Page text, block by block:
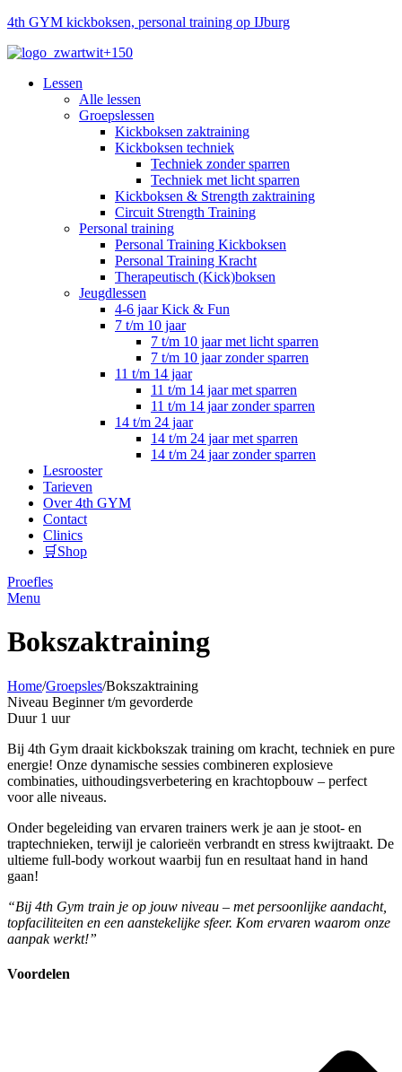
4th GYM kickboksen, personal training op IJburg
Lessen
Alle lessen
Groepslessen
Kickboksen zaktraining
Kickboksen techniek
Techniek zonder sparren
Techniek met licht sparren
Kickboksen & Strength zaktraining
Circuit Strength Training
Personal training
Personal Training Kickboksen
Personal Training Kracht
Therapeutisch (Kick)boksen
Jeugdlessen
4-6 jaar Kick & Fun
7 t/m 10 jaar
7 t/m 10 jaar met licht sparren
7 t/m 10 jaar zonder sparren
11 t/m 14 jaar
11 t/m 14 jaar met sparren
11 t/m 14 jaar zonder sparren
14 t/m 24 jaar
14 t/m 24 jaar met sparren
14 t/m 24 jaar zonder sparren
Lesrooster
Tarieven
Over 4th GYM
Contact
Clinics
🛒Shop
Proefles
Menu
Bokszaktraining
Home/Groepsles/Bokszaktraining
Niveau Beginner t/m gevorderde
Duur 1 uur
Bij 4th Gym draait kickbokszak training om kracht, techniek en pure
energie! Onze dynamische sessies combineren explosieve
combinaties, uithoudingsverbetering en krachtopbouw – perfect
voor alle niveaus.
Onder begeleiding van ervaren trainers werk je aan je stoot- en
traptechnieken, terwijl je calorieën verbrandt en stress kwijtraakt. De
ultieme full-body workout waarbij fun en resultaat hand in hand
gaan!
“Bij 4th Gym train je op jouw niveau – met persoonlijke aandacht,
topfaciliteiten en een aanstekelijke sfeer. Kom ervaren waarom onze
aanpak werkt!”
Voordelen